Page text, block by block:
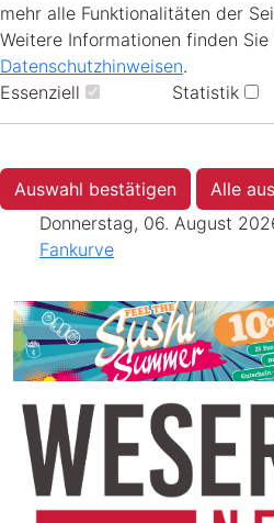
mehr alle Funktionalitäten der
Weitere Informationen finden Sie
Datenschutzhinweisen.
Essenziell
Statistik
Auswahl bestätigen
Alle
Donnerstag, 06. August
Fankurve